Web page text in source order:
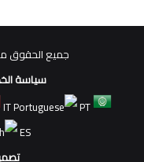
جميع الحقوق
سياسة
IT
PT
ES